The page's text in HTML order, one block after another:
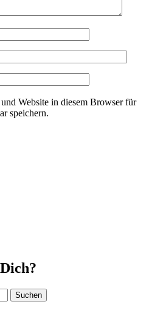
Website in diesem Browser für
speichern.